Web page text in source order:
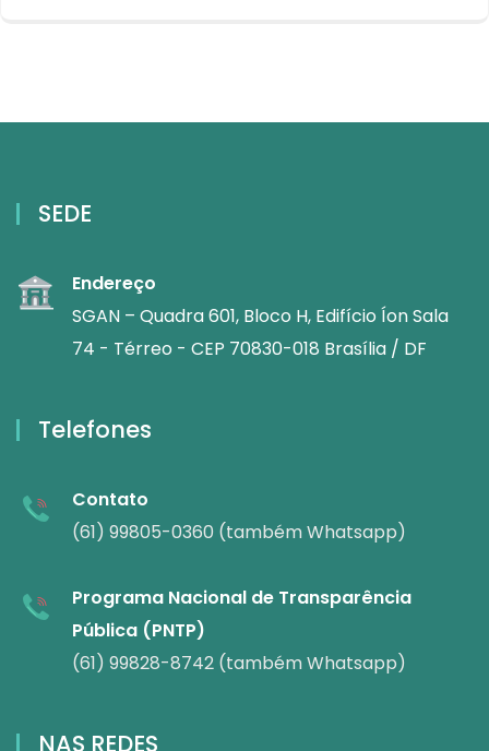
SEDE
Endereço
SGAN – Quadra 601, Bloco H, Edifício Íon Sala
74 - Térreo - CEP 70830-018 Brasília / DF
Telefones
Contato
(61) 99805-0360 (também Whatsapp)
Programa Nacional de Transparência
Pública (PNTP)
(61) 99828-8742 (também Whatsapp)
NAS REDES